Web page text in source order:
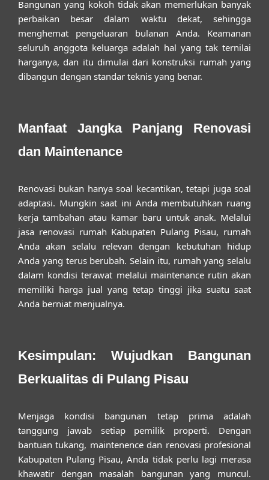
Bangunan yang kokoh tidak akan memerlukan banyak
perbaikan besar dalam waktu dekat, sehingga
menghemat pengeluaran bulanan Anda. Keamanan
seluruh anggota keluarga adalah hal yang tak ternilai
harganya, dan itu dimulai dari konstruksi rumah yang
dibangun dengan standar teknis yang benar.
Manfaat Jangka Panjang Renovasi
dan Maintenance
Renovasi bukan hanya soal kecantikan, tetapi juga soal
adaptasi. Mungkin saat ini Anda membutuhkan ruang
kerja tambahan atau kamar baru untuk anak. Melalui
jasa renovasi rumah Kabupaten Pulang Pisau, rumah
Anda akan selalu relevan dengan kebutuhan hidup
Anda yang terus berubah. Selain itu, rumah yang selalu
dalam kondisi terawat melalui maintenance rutin akan
memiliki harga jual yang tetap tinggi jika suatu saat
Anda berniat menjualnya.
Kesimpulan: Wujudkan Bangunan
Berkualitas di Pulang Pisau
Menjaga kondisi bangunan tetap prima adalah
tanggung jawab setiap pemilik properti. Dengan
bantuantukang, maintenence dan renovasi profesional
Kabupaten Pulang Pisau, Anda tidak perlu lagi merasa
khawatir dengan masalah bangunan yang muncul.